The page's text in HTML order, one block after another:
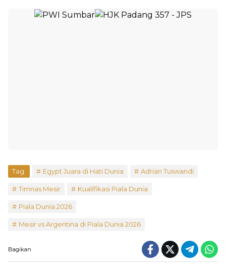
Tag: Egypt Juara di Hati Dunia Adrian Tuswandi
Timnas Mesir Kualifikasi Piala Dunia
Piala Dunia 2026
Mesir vs Argentina di Piala Dunia 2026
Bagikan